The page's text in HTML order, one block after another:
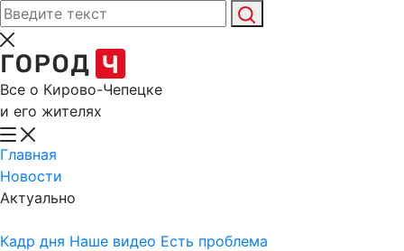
Все о Кирово-Чепецке
и его жителях
Главная
Новости
Актуально
Кадр дня Наше видео Есть проблема